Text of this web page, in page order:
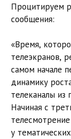
Процитируем
сообщения:
«Время,
телеэкранов,
самом начале
динамику
телеканалы из
Начиная с
у